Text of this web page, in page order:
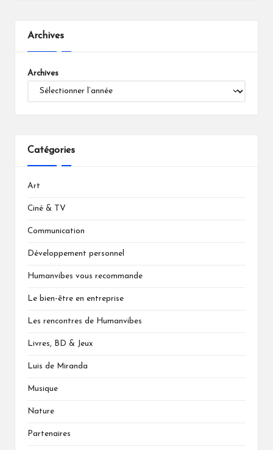
Archives
Archives
Catégories
Art
Ciné & TV
Communication
Développement personnel
Humanvibes vous recommande
Le bien-être en entreprise
Les rencontres de Humanvibes
Livres, BD & Jeux
Luis de Miranda
Musique
Nature
Partenaires